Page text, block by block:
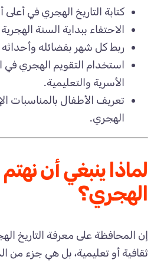
كتابة التاريخ الهجري في
الاحتفاء ببداية السنة
ربط كل شهر بفضائله
استخدام التقويم الهجري في
الأسرية والتعليمية.
تعريف الأطفال بالمناسبات
الهجري.
لماذا ينبغي أن نهتم
الهجري؟
إن المحافظة على معرفة التاريخ
ثقافية أو تعليمية، بل هي جزء من